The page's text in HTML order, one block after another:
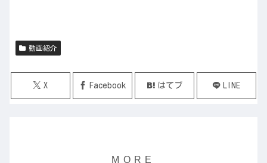
動画紹介
X Facebook はてブ LINE